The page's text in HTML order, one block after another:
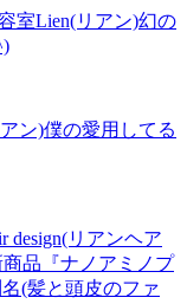
室Lien(リアン)幻の
ン)僕の愛用してる
design(リアンヘア
品『ナノアミノプ
(髪と頭皮のファ